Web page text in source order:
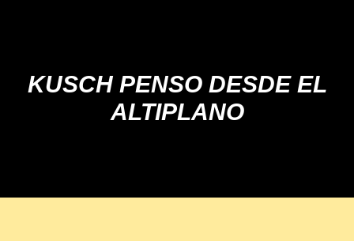
KUSCH PENSO DESDE EL
ALTIPLANO